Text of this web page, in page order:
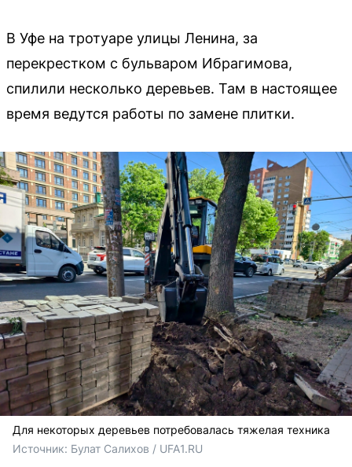
В Уфе на тротуаре улицы Ленина, за
перекрестком с бульваром Ибрагимова,
спилили несколько деревьев. Там в настоящее
время ведутся работы по замене плитки.
Для некоторых деревьев потребовалась тяжелая техника
Источник: Булат Салихов / UFA1.RU